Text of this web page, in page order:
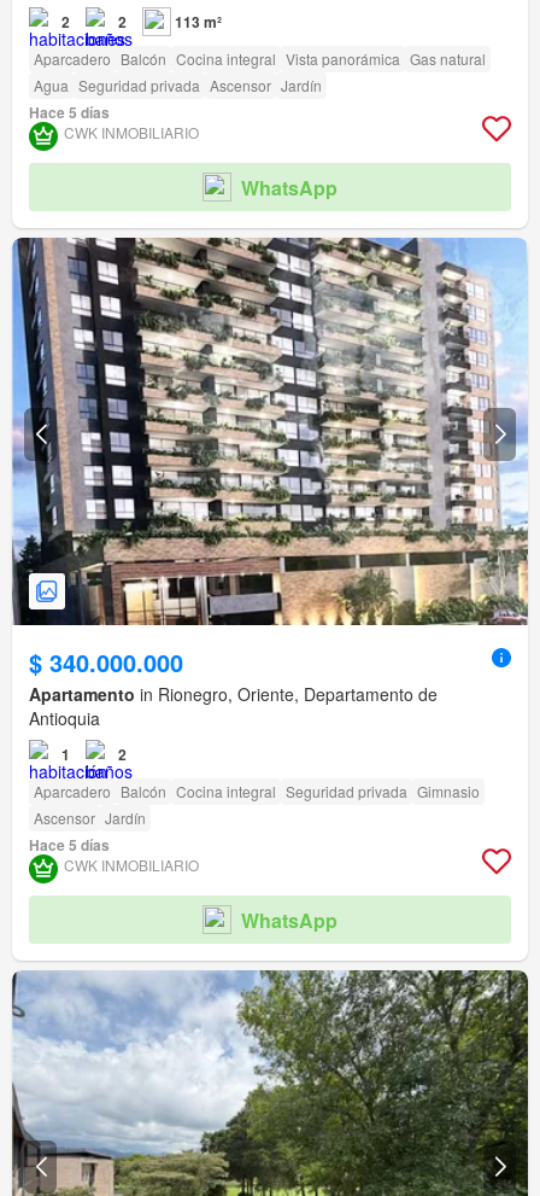
2 2 113 m²
Aparcadero Balcón Cocina integral Vista panorámica Gas natural
Agua Seguridad privada Ascensor Jardín
Hace 5 días
CWK INMOBILIARIO
WhatsApp
$ 340.000.000
Apartamento in Rionegro, Oriente, Departamento de
Antioquia
1 2
Aparcadero Balcón Cocina integral Seguridad privada Gimnasio
Ascensor Jardín
Hace 5 días
CWK INMOBILIARIO
WhatsApp